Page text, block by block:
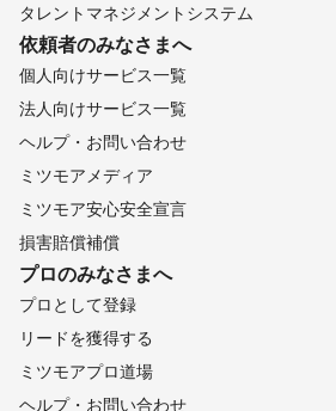
タレントマネジメントシステム
依頼者のみなさまへ
個人向けサービス一覧
法人向けサービス一覧
ヘルプ・お問い合わせ
ミツモアメディア
ミツモア安心安全宣言
損害賠償補償
プロのみなさまへ
プロとして登録
リードを獲得する
ミツモアプロ道場
ヘルプ・お問い合わせ